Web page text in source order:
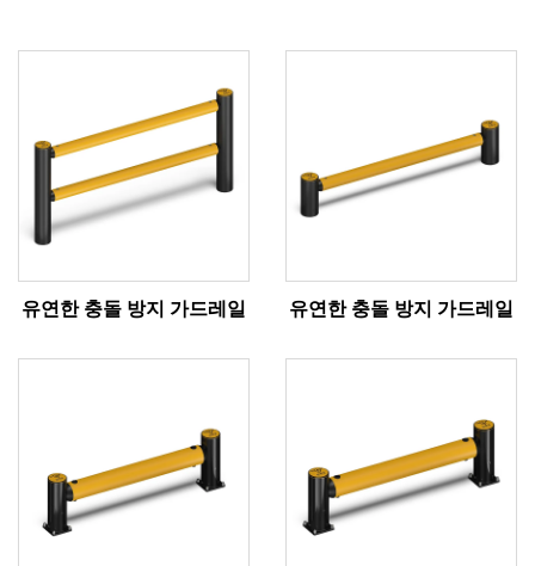
유연한 충돌 방지 가드레일 유연한 충돌 방지 가드레일